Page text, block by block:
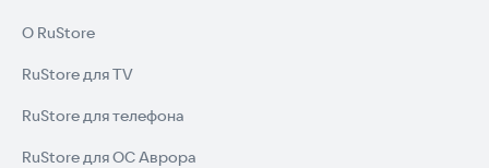
О RuStore
RuStore для TV
RuStore для телефона
RuStore для ОС Аврора